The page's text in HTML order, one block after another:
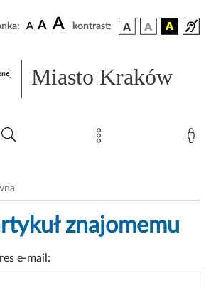
A A A kontrast:
Miasto Kraków
znajomemu
e-mail: